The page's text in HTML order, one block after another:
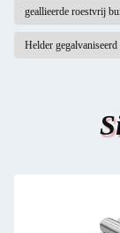
geallieerde roestvrij
Helder